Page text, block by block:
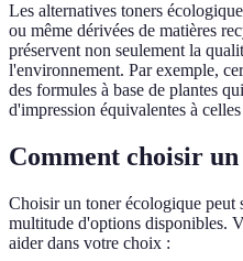
Les alternatives toners
ou même dérivées de matières
préservent non seulement la
l'environnement. Par exemple,
des formules à base de plantes
d'impression équivalentes à
Comment choisir
Choisir un toner écologique peut
multitude d'options disponibles.
aider dans votre choix :